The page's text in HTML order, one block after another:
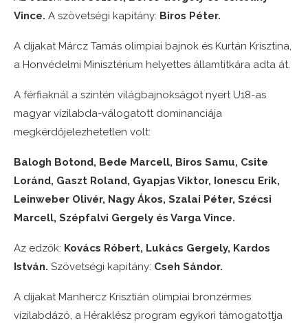
Vince. A szövetségi kapitány: Biros Péter.
A díjakat Märcz Tamás olimpiai bajnok és Kurtán Krisztina,
a Honvédelmi Minisztérium helyettes államtitkára adta át.
A férfiaknál a szintén világbajnokságot nyert U18-as
magyar vízilabda-válogatott dominanciája
megkérdőjelezhetetlen volt:
Balogh Botond, Bede Marcell, Biros Samu, Csite
Loránd, Gaszt Roland, Gyapjas Viktor, Ionescu Erik,
Leinweber Olivér, Nagy Ákos, Szalai Péter, Szécsi
Marcell, Szépfalvi Gergely és Varga Vince.
Az edzők: Kovács Róbert, Lukács Gergely, Kardos
István. Szövetségi kapitány: Cseh Sándor.
A díjakat Manhercz Krisztián olimpiai bronzérmes
vízilabdázó, a Héraklész program egykori támogatottja